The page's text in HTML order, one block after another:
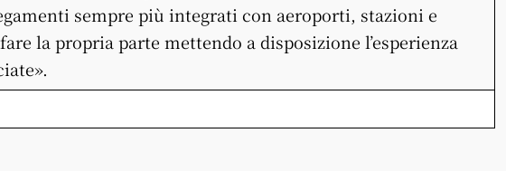
sempre più integrati con aeroporti, stazioni e
la propria parte mettendo a disposizione l’esperienza